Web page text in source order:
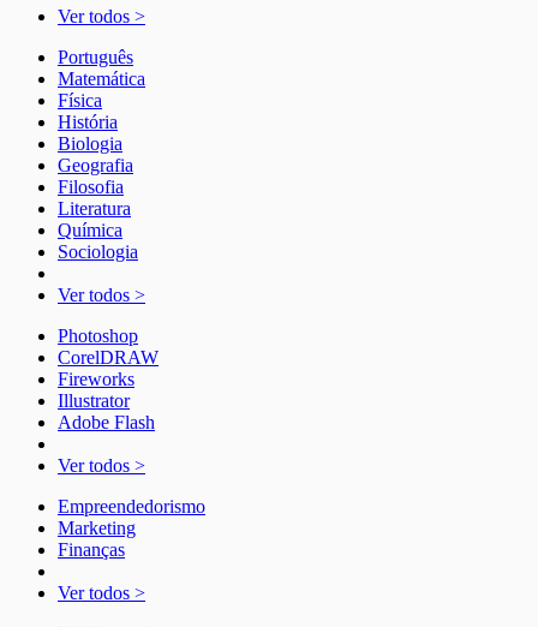
Ver todos >
Português
Matemática
Física
História
Biologia
Geografia
Filosofia
Literatura
Química
Sociologia
Ver todos >
Photoshop
CorelDRAW
Fireworks
Illustrator
Adobe Flash
Ver todos >
Empreendedorismo
Marketing
Finanças
Ver todos >